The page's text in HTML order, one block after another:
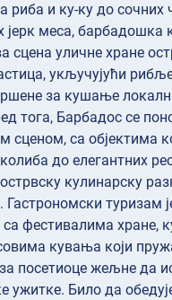
риба и ку-ку до сочних
јерк меса, барбадошка
сцена уличне хране
укључујући
за кушање
тога, Барбадос се
сценом, са објектима
до елегантних
кулинарску
Гастрономски туризам
са фестивалима хране,
кувања који
посетиоце жељне да
ужитке. Било да